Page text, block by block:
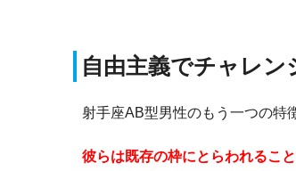
自由主義でチャレン
射手座AB型男性のもう一つの特
彼らは既存の枠にとらわれるこ